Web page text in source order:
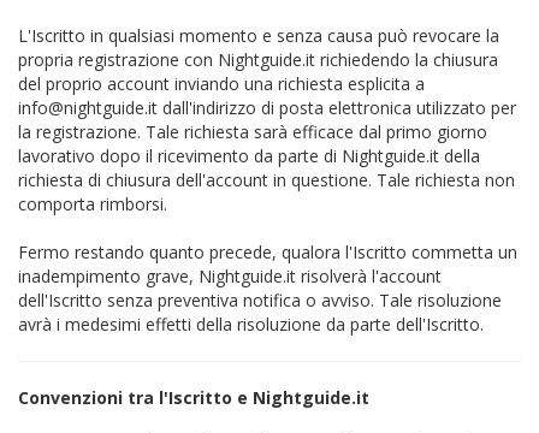
L'Iscritto in qualsiasi momento e senza causa può revocare la
propria registrazione con Nightguide.it richiedendo la chiusura
del proprio account inviando una richiesta esplicita a
info@nightguide.it dall'indirizzo di posta elettronica utilizzato per
la registrazione. Tale richiesta sarà efficace dal primo giorno
lavorativo dopo il ricevimento da parte di Nightguide.it della
richiesta di chiusura dell'account in questione. Tale richiesta non
comporta rimborsi.
Fermo restando quanto precede, qualora l'Iscritto commetta un
inadempimento grave, Nightguide.it risolverà l'account
dell'Iscritto senza preventiva notifica o avviso. Tale risoluzione
avrà i medesimi effetti della risoluzione da parte dell'Iscritto.
Convenzioni tra l'Iscritto e Nightguide.it